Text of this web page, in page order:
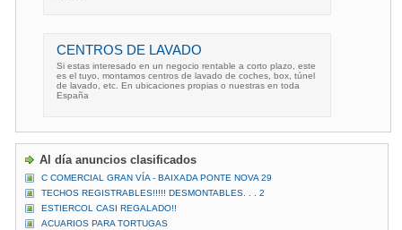
CENTROS DE LAVADO
Si estas interesado en un negocio rentable a corto plazo, este
es el tuyo, montamos centros de lavado de coches, box, túnel
de lavado, etc. En ubicaciones propias o nuestras en toda
España
Al día anuncios clasificados
C COMERCIAL GRAN VÍA - BAIXADA PONTE NOVA 29
TECHOS REGISTRABLES!!!!! DESMONTABLES. . . 2
ESTIERCOL CASI REGALADO!!
ACUARIOS PARA TORTUGAS